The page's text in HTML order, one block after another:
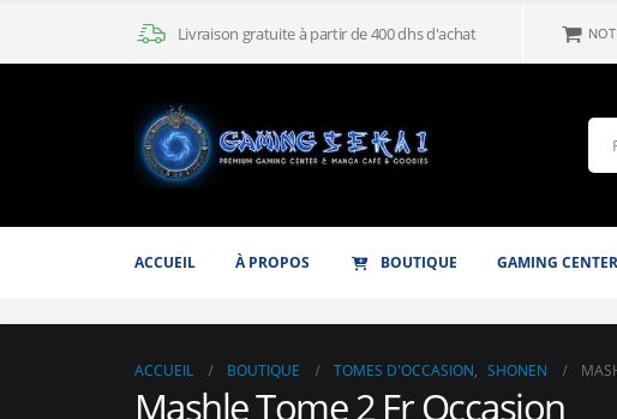
Livraison gratuite à partir de 400 dhs d'achat
ACCUEIL À PROPOS BOUTIQUE GAMING CENTER
ACCUEIL BOUTIQUE TOMES D'OCCASION, SHONEN
Mashle Tome 2 Fr Occasion